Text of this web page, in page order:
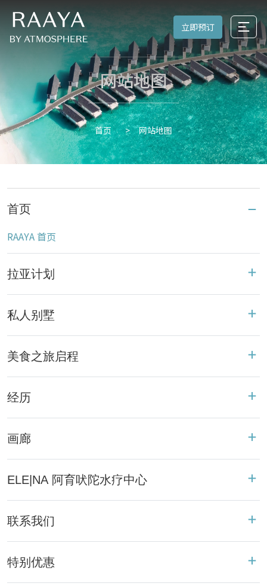
立即预订
网站地图
首页 网站地图
首页
RAAYA 首页
拉亚计划
私人别墅
美食之旅启程
经历
画廊
ELE|NA 阿育吠陀水疗中心
联系我们
特别优惠